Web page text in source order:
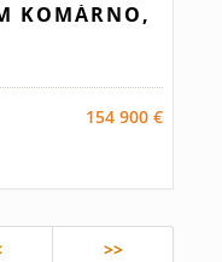
KOMÁRNO,
154 900 €
>>